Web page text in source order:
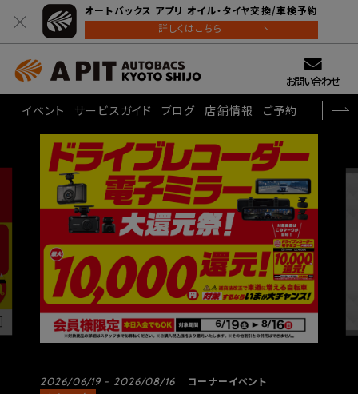
オートバックス アプリ オイル・タイヤ交換/車検予約
詳しくはこちら
お問い合わせ
イベント
サービスガイド ブログ 店舗情報 ご予約
2026/06/19 - 2026/08/16 コーナーイベント